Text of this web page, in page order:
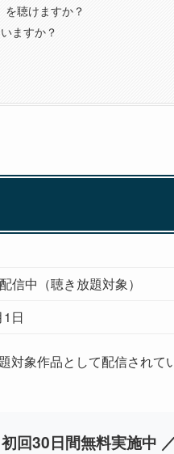
聴けますか？
ますか？
信中（聴き放題対象）
日
象作品として配信されて
回30日間無料実施中 ／